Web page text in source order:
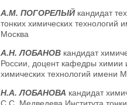
А.М. ПОГОРЕЛЫЙкандидат
тонких химических технологий
Москва
А.Н. ЛОБАНОВкандидат
России, доцент кафедры химии
химических технологий имени
Н.А. ЛОБАНОВА кандидат